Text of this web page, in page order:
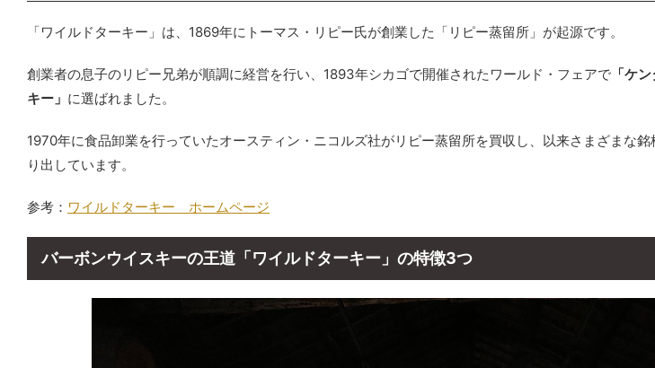
「ワイルドターキー」は、1869年にトーマス・リピー氏が創業した「リピー蒸留所」が起源です。
創業者の息子のリピー兄弟が順調に経営を行い、1893年シカゴで開催されたワールド・フェアで 「ケ
キー」 に選ばれました。
1970年に食品卸業を行っていたオースティン・ニコルズ社がリピー蒸留所を買収し、以来さまざまな
り出しています。
参考： ワイルドターキー ホームページ
バーボンウイスキーの王道「ワイルドターキー」の特徴3つ